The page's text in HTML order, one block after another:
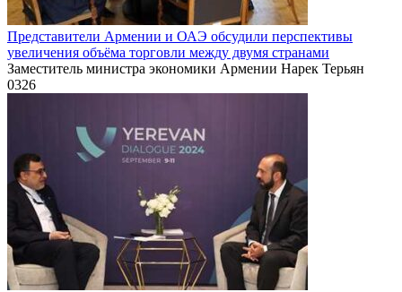
Представители Армении и ОАЭ обсудили перспективы
увеличения объёма торговли между двумя странами
Заместитель министра экономики Армении Нарек Терьян
0326